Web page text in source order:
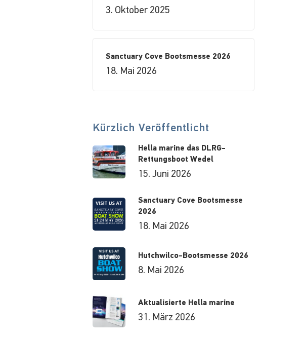
3. Oktober 2025
Sanctuary Cove Bootsmesse 2026
18. Mai 2026
Kürzlich Veröffentlicht
Hella marine das DLRG-
Rettungsboot Wedel
15. Juni 2026
Sanctuary Cove Bootsmesse
2026
18. Mai 2026
Hutchwilco-Bootsmesse 2026
8. Mai 2026
Aktualisierte Hella marine
31. März 2026